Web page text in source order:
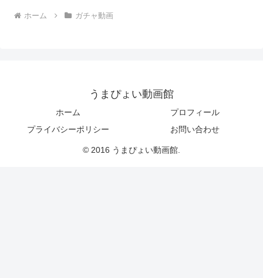
ホーム ガチャ動画
うまぴょい動画館
ホーム
プロフィール
プライバシーポリシー
お問い合わせ
© 2016 うまぴょい動画館.